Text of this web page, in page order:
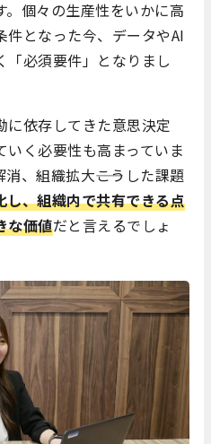
個々の生産性をいかに高
となった今、データやAI
必須要件」となりまし
に依存してきた意思決定
く必要性も高まっていま
、組織拡大――こうした課題
し、組織内で共有できる点
な価値だと言えるでしょ